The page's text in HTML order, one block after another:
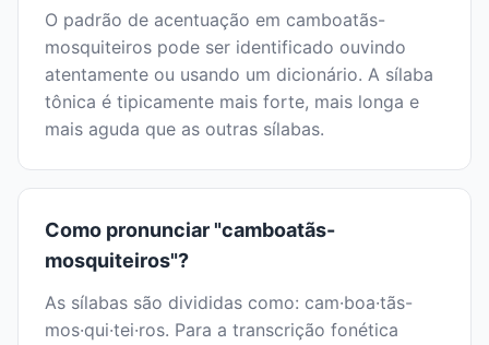
O padrão de acentuação em camboatãs-
mosquiteiros pode ser identificado ouvindo
atentamente ou usando um dicionário. A sílaba
tônica é tipicamente mais forte, mais longa e
mais aguda que as outras sílabas.
Como pronunciar "camboatãs-
mosquiteiros"?
As sílabas são divididas como: cam·boa·tãs-
mos·qui·tei·ros. Para a transcrição fonética